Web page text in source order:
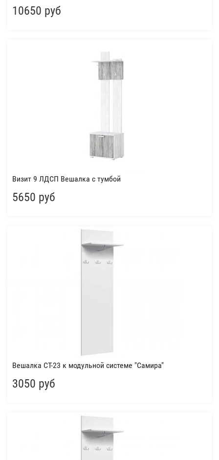
10650 руб
Визит 9 ЛДСП Вешалка с тумбой
5650 руб
Вешалка СТ-23 к модульной системе "Самира"
3050 руб